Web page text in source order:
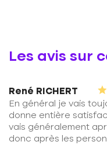
Les avis sur
René RICHERT
En général je vais
donne entière
vais généralement
donc après les